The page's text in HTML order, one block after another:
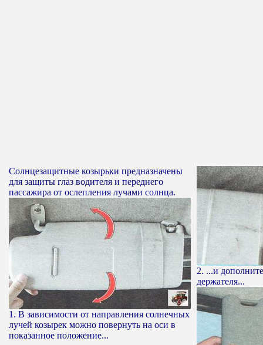
Солнцезащитные козырьки предназначены
для защиты глаз водителя и переднего
пассажира от ослепления лучами солнца.
1. В зависимости от направления солнечных
лучей козырек можно повернуть на оси в
показанное положение...
2. ...и
держателя...